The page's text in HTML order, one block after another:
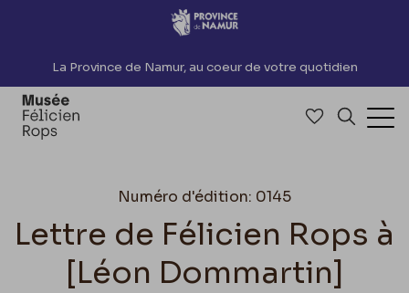
Accèder directement au contenu
La Province de Namur, au coeur de votre quotidien
Accéder à
Numéro d'édition: 0145
Lettre de Félicien Rops à
[Léon Dommartin]